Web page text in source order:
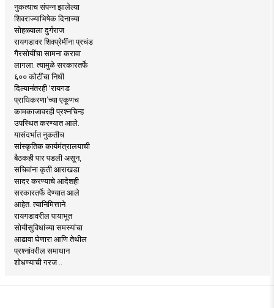
नुकत्याच संपन्न झालेल्या
शिवराज्याभिषेक दिनाच्या
सोहळ्याला दुर्गराज
रायगडावर शिवप्रेमींना प्रचंड
गैरसोयींचा सामना करावा
लागला. त्यामुळे सरकारतर्फे
६०० कोटींचा निधी
दिल्यानंतरही ‘रायगड
प्राधिकरणा’च्या एकूणच
कामकाजावरही प्रश्नचिन्ह
उपस्थित करण्यात आले.
यासंदर्भात नुकतीच
सांस्कृतिक कार्यमंत्रालयाची
बैठकही पार पडली असून,
सचिवांना कृती आराखडा
सादर करण्याचे आदेशही
सरकारतर्फे देण्यात आले
आहेत. त्यानिमित्ताने
रायगडावरील पायाभूत
सोयीसुविधांच्या समस्यांचा
आढावा घेणारा आणि तेथील
प्रश्नांवरील समाधान
शोधण्याची गरज ..